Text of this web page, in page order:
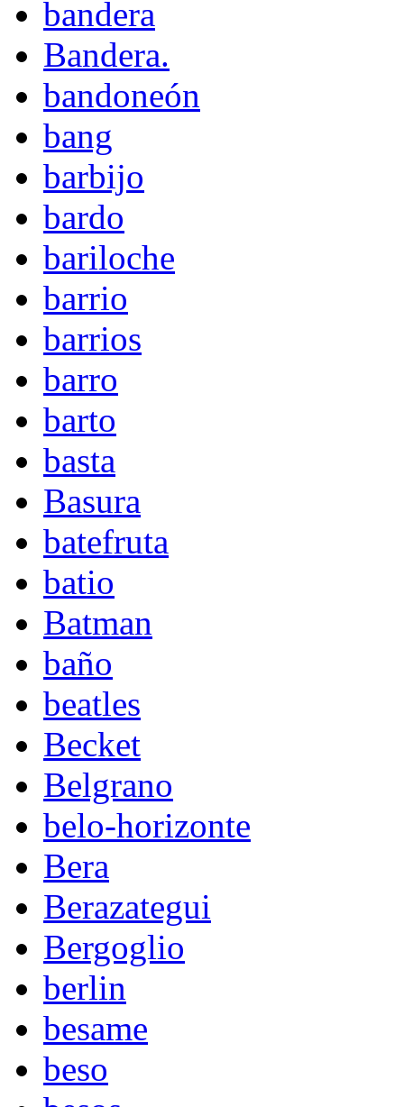
bandera
Bandera.
bandoneón
bang
barbijo
bardo
bariloche
barrio
barrios
barro
barto
basta
Basura
batefruta
batio
Batman
baño
beatles
Becket
Belgrano
belo-horizonte
Bera
Berazategui
Bergoglio
berlin
besame
beso